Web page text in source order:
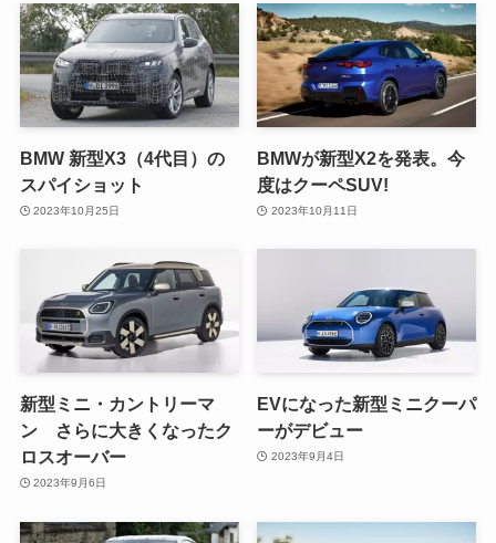
BMW 新型X3（4代目）の
スパイショット
2023年10月25日
BMWが新型X2を発表。今
度はクーペSUV!
2023年10月11日
新型ミニ・カントリーマ
ン さらに大きくなったク
ロスオーバー
2023年9月6日
EVになった新型ミニクーパ
ーがデビュー
2023年9月4日